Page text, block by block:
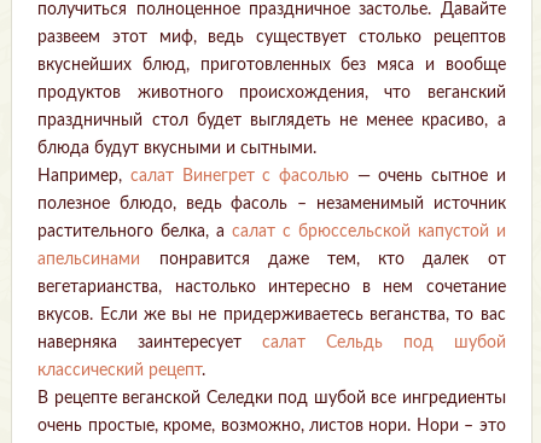
получиться полноценное праздничное застолье. Давайте
развеем этот миф, ведь существует столько рецептов
вкуснейших блюд, приготовленных без мяса и вообще
продуктов животного происхождения, что веганский
праздничный стол будет выглядеть не менее красиво, а
блюда будут вкусными и сытными.
Например,салат Винегрет с фасолью — очень сытное и
полезное блюдо, ведь фасоль – незаменимый источник
растительного белка, асалат с брюссельской капустой и
апельсинами
понравится даже тем, кто далек от
вегетарианства, настолько интересно в нем сочетание
вкусов. Если же вы не придерживаетесь веганства, то вас
наверняка заинтересуетсалат Сельдь под шубой
классический рецепт.
В рецепте веганской Селедки под шубой все ингредиенты
очень простые, кроме, возможно, листов нори. Нори – это